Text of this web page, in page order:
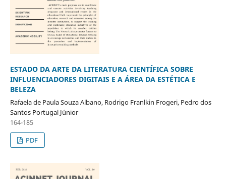
ESTADO DA ARTE DA LITERATURA CIENTÍFICA SOBRE
INFLUENCIADORES DIGITAIS E A ÁREA DA ESTÉTICA E
BELEZA
Rafaela de Paula Souza Albano, Rodrigo Franlkin Frogeri, Pedro dos
Santos Portugal Júnior
164-185
PDF